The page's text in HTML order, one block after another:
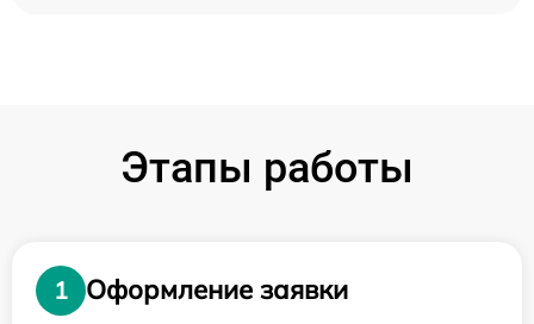
Этапы работы
1
Оформление заявки